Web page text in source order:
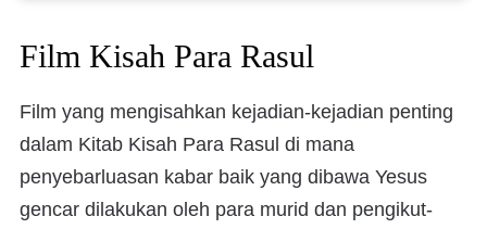
Film Kisah Para Rasul
Film yang mengisahkan kejadian-kejadian penting
dalam Kitab Kisah Para Rasul di mana
penyebarluasan kabar baik yang dibawa Yesus
gencar dilakukan oleh para murid dan pengikut-